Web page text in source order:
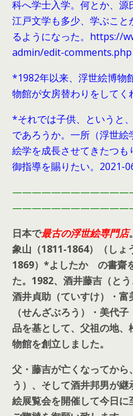
科へ学士入学。何とか、源
江戸文学も多少、学ぶこ
るようになった。https://
admin/edit-comments.php
*1982年以来、浮世絵博物
物館が女房替わりをしてく
*それでは子供、というと
であろうか。一所（浮世
絵学を成長させてきたつも
御指導を賜りたい。2021-
日本で最古の浮世絵専門店
象山（1811-1864）（しょ
1869）*よしたか の書齋
た。 1982、酒井藤吉（と
酒井貞助（ていすけ）・
（せんざぶろう）・美代
品を基として、父祖の地
物館を創立しました。
父・藤吉が亡くなってか
う）、そして酒井邦男が
絵展覧会を開催して今日